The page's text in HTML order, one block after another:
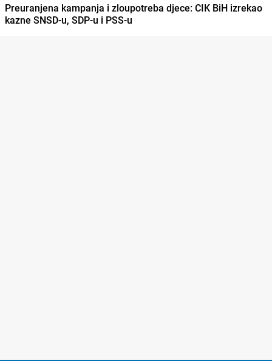
Preuranjena kampanja i zloupotreba djece: CIK BiH izrekao
kazne SNSD-u, SDP-u i PSS-u